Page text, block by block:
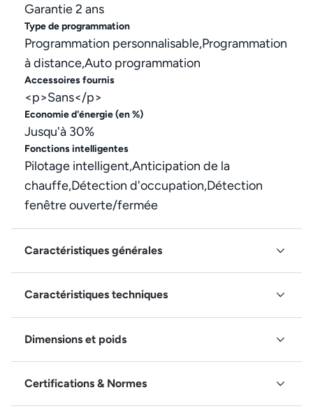
Garantie 2 ans
Type de programmation
Programmation personnalisable,Programmation
à distance,Auto programmation
Accessoires fournis
<p>Sans</p>
Economie d'énergie (en %)
Jusqu'à 30%
Fonctions intelligentes
Pilotage intelligent,Anticipation de la
chauffe,Détection d'occupation,Détection
fenêtre ouverte/fermée
Caractéristiques générales
Caractéristiques techniques
Dimensions et poids
Certifications & Normes